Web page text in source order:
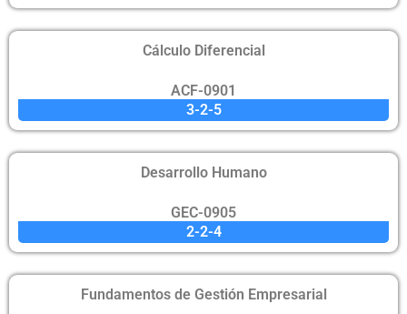
Cálculo Diferencial
ACF-0901
3-2-5
Desarrollo Humano
GEC-0905
2-2-4
Fundamentos de Gestión Empresarial